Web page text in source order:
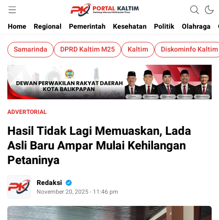
Portalkaltim.com
Berita Kaltim Terkini
Home
Regional Pemerintah Kesehatan Politik Olahraga
Samarinda DPRD Kaltim M25 Kaltim Diskominfo Kaltim
ADVERTORIAL
Hasil Tidak Lagi Memuaskan, Lada
Asli Baru Ampar Mulai Kehilangan
Petaninya
Redaksi
November 20, 2025 - 11:46 pm